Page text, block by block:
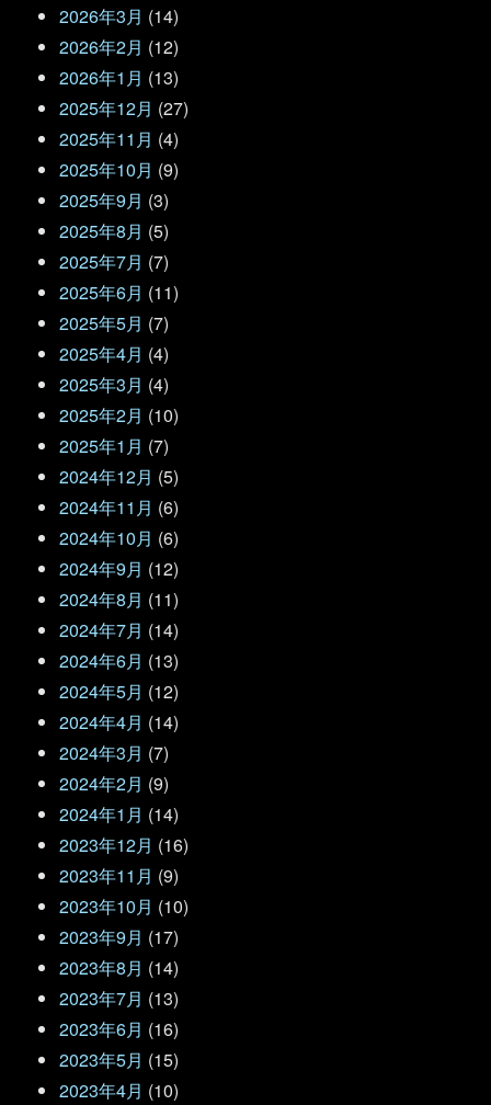
2026年3月 (14)
2026年2月 (12)
2026年1月 (13)
2025年12月 (27)
2025年11月 (4)
2025年10月 (9)
2025年9月 (3)
2025年8月 (5)
2025年7月 (7)
2025年6月 (11)
2025年5月 (7)
2025年4月 (4)
2025年3月 (4)
2025年2月 (10)
2025年1月 (7)
2024年12月 (5)
2024年11月 (6)
2024年10月 (6)
2024年9月 (12)
2024年8月 (11)
2024年7月 (14)
2024年6月 (13)
2024年5月 (12)
2024年4月 (14)
2024年3月 (7)
2024年2月 (9)
2024年1月 (14)
2023年12月 (16)
2023年11月 (9)
2023年10月 (10)
2023年9月 (17)
2023年8月 (14)
2023年7月 (13)
2023年6月 (16)
2023年5月 (15)
2023年4月 (10)